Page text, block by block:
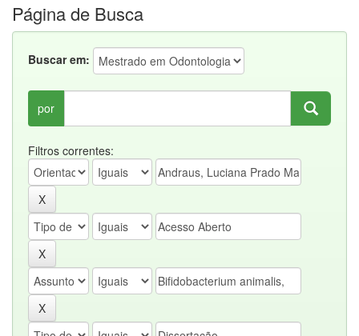
Página de Busca
Buscar em:
por
Filtros correntes: